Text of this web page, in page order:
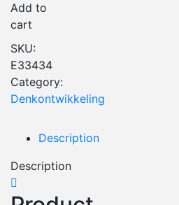
Add to
cart
SKU:
E33434
Category:
Denkontwikkeling
Description
Description